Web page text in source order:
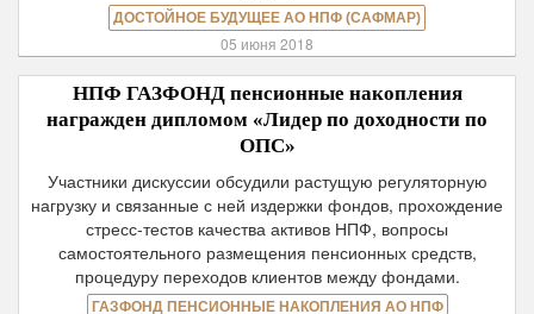
ДОСТОЙНОЕ БУДУЩЕЕ АО НПФ (САФМАР)
05 июня 2018
НПФ ГАЗФОНД пенсионные накопления
награжден дипломом «Лидер по доходности по
ОПС»
Участники дискуссии обсудили растущую регуляторную
нагрузку и связанные с ней издержки фондов, прохождение
стресс-тестов качества активов НПФ, вопросы
самостоятельного размещения пенсионных средств,
процедуру переходов клиентов между фондами.
ГАЗФОНД ПЕНСИОННЫЕ НАКОПЛЕНИЯ АО НПФ